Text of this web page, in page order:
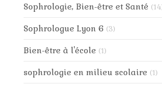
Sophrologie, Bien-être et Santé
Sophrologue Lyon 6 (3)
Bien-être à l'école (1)
sophrologie en milieu scolaire (1)